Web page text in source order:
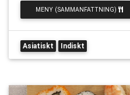
MENY (SAMMANFATTNING)
Asiatiskt Indiskt